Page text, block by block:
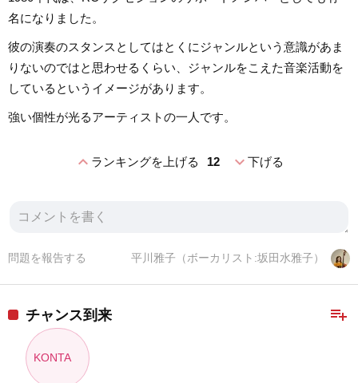
名になりました。
彼の演奏のスタンスとしてはとくにジャンルという意識があま
りないのではと思わせるくらい、ジャンルをこえた音楽活動を
しているというイメージがあります。
強い個性が光るアーティストの一人です。
expand_lessランキングを上げる 12 expand_more下げる
平川雅子（ボーカリスト:坂田水雅子）
問題を報告する
playlist_add
チャンス到来
KONTA